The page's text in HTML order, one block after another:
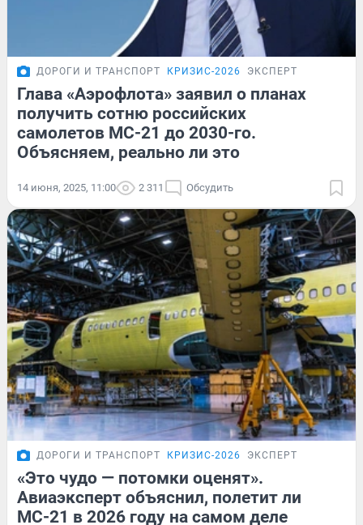
ДОРОГИ И ТРАНСПОРТ КРИЗИС-2026 ЭКСПЕРТ
Глава «Аэрофлота» заявил о планах
получить сотню российских
самолетов МС-21 до 2030-го.
Объясняем, реально ли это
14 июня, 2025, 11:00 2 311 Обсудить
ДОРОГИ И ТРАНСПОРТ КРИЗИС-2026 ЭКСПЕРТ
«Это чудо — потомки оценят».
Авиаэксперт объяснил, полетит ли
МС-21 в 2026 году на самом деле